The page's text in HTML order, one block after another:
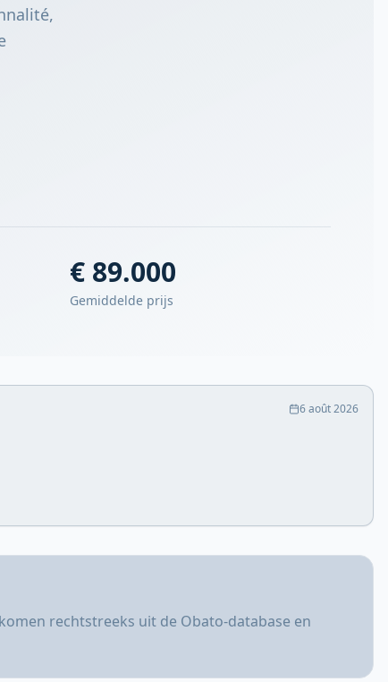
€ 89.000
Gemiddelde prijs
6 août 2026
rechtstreeks uit de Obato-database en